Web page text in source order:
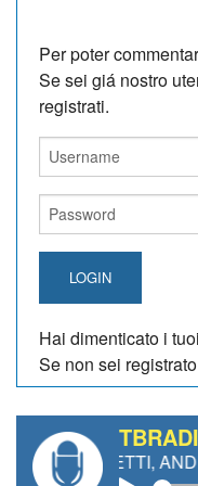
Per poter
Se sei giá nostro
registrati.
LOGIN
Hai dimenticato i
Se non sei registrato
ANDREA